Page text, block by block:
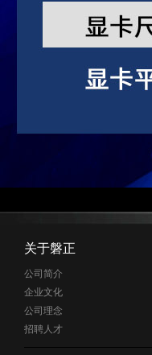
关于磐正
公司简介
企业文化
公司理念
招聘人才